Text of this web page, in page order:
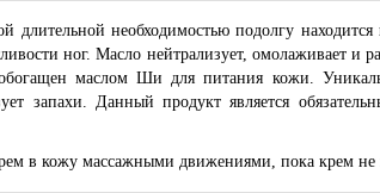
необходимостью подолгу
ног. Масло нейтрализует, омолаживает и
маслом Ши для питания кожи.
запахи. Данный продукт является
в кожу массажными движениями, пока крем не